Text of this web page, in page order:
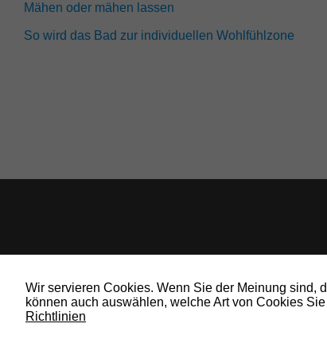
Mähen oder mähen lassen
So wird das Bad zur individuellen Wohlfühlzone
© 2019 Bauland Magazin Wolfenbüttel, Braunschweig, Peine &
Wir servieren Cookies. Wenn Sie der Meinung sind,
können auch auswählen, welche Art von Cookies
Richtlinien